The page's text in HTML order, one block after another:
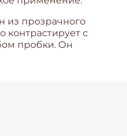
из прозрачного
контрастирует с
пробки. Он